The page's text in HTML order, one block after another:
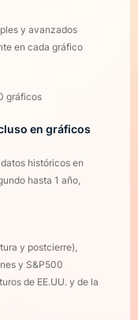
y avanzados
en cada gráfico
gráficos
en gráficos
históricos en
hasta 1 año,
y postcierre),
y S&P500
de EE.UU. y de la